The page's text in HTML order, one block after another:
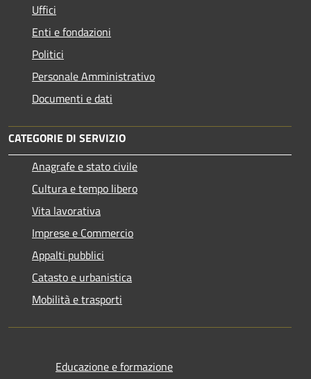
Uffici
Enti e fondazioni
Politici
Personale Amministrativo
Documenti e dati
CATEGORIE DI SERVIZIO
Anagrafe e stato civile
Cultura e tempo libero
Vita lavorativa
Imprese e Commercio
Appalti pubblici
Catasto e urbanistica
Mobilità e trasporti
Educazione e formazione